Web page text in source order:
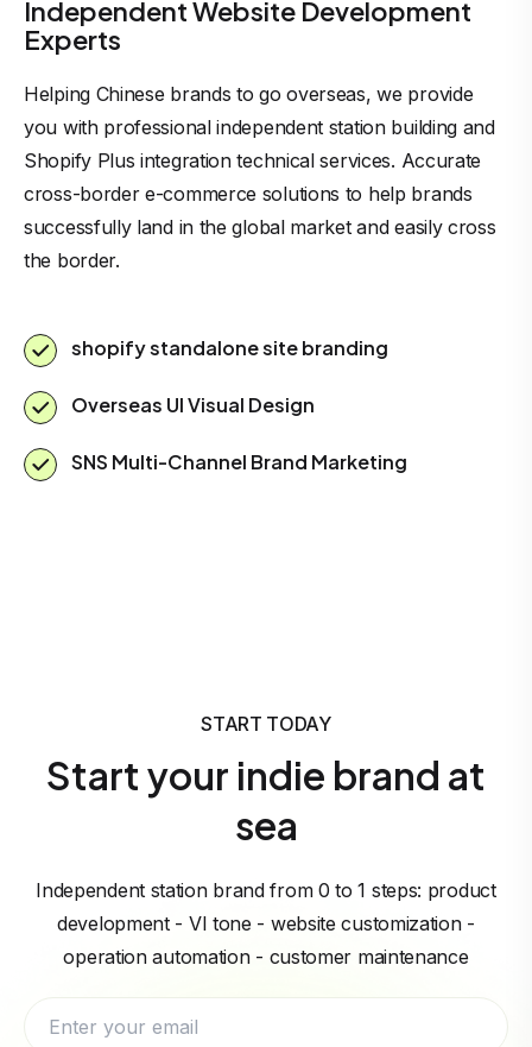
Independent Website Development
Experts
Helping Chinese brands to go overseas, we provide
you with professional independent station building and
Shopify Plus integration technical services. Accurate
cross-border e-commerce solutions to help brands
successfully land in the global market and easily cross
the border.
shopify standalone site branding
Overseas UI Visual Design
SNS Multi-Channel Brand Marketing
START TODAY
Start your indie brand at
sea
Independent station brand from 0 to 1 steps: product
development - VI tone - website customization -
operation automation - customer maintenance